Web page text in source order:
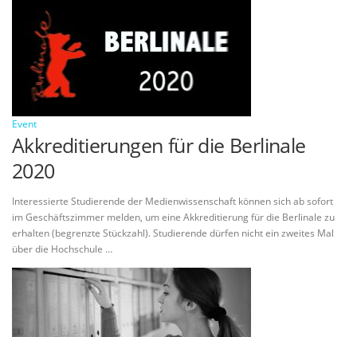
Event
Akkreditierungen für die Berlinale
2020
Interessierte Studierende der Medienwissenschaft können sich ab sofort
im Geschäftszimmer melden, um eine Akkreditierung für die Berlinale zu
erhalten (begrenzte Stückzahl). Studierende dürfen nicht ein zweites Mal
über die Hochschule …